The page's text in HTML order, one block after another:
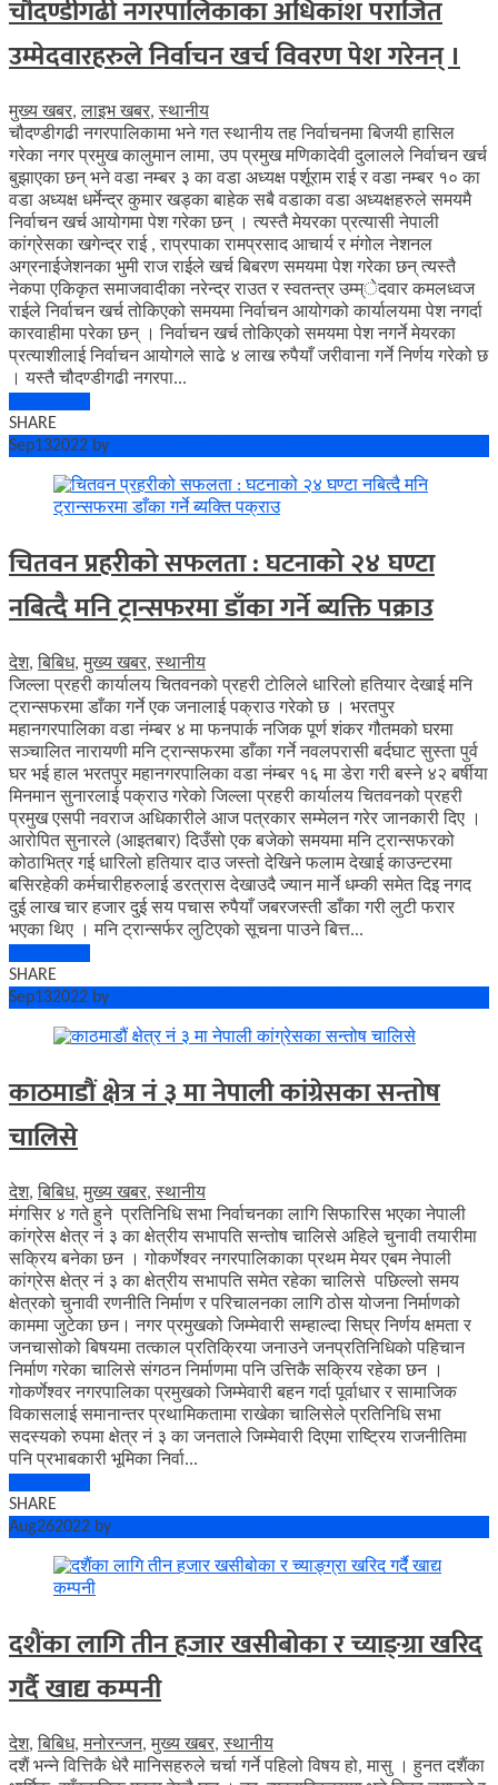
चौदण्डीगढी नगरपालिकाका अधिकांश पराजित
उम्मेदवारहरुले निर्वाचन खर्च विवरण पेश गरेनन् ।
मुख्य खबर,लाइभ खबर,स्थानीय
चौदण्डीगढी नगरपालिकामा भने गत स्थानीय तह निर्वाचनमा बिजयी हासिल
गरेका नगर प्रमुख कालुमान लामा, उप प्रमुख मणिकादेवी दुलालले निर्वाचन खर्च
बुझाएका छन् भने वडा नम्बर ३ का वडा अध्यक्ष पर्शूराम राई र वडा नम्बर १० का
वडा अध्यक्ष धर्मेन्द्र कुमार खड्का बाहेक सबै वडाका वडा अध्यक्षहरुले समयमै
निर्वाचन खर्च आयोगमा पेश गरेका छन् । त्यस्तै मेयरका प्रत्यासी नेपाली
कांग्रेसका खगेन्द्र राई , राप्रपाका रामप्रसाद आचार्य र मंगोल नेशनल
अग्रनाईजेशनका भुमी राज राईले खर्च बिबरण समयमा पेश गरेका छन् त्यस्तै
नेकपा एकिकृत समाजवादीका नरेन्द्र राउत र स्वतन्त्र उम्म्ेदवार कमलध्वज
राईले निर्वाचन खर्च तोकिएको समयमा निर्वाचन आयोगको कार्यालयमा पेश नगर्दा
कारवाहीमा परेका छन् । निर्वाचन खर्च तोकिएको समयमा पेश नगर्ने मेयरका
प्रत्याशीलाई निर्वाचन आयोगले साढे ४ लाख रुपैयाँ जरीवाना गर्ने निर्णय गरेको छ
। यस्तै चौदण्डीगढी नगरपा...
SHARE
Sep132022 by
चितवन प्रहरीको सफलता : घटनाको २४ घण्टा
नबित्दै मनि ट्रान्सफरमा डाँका गर्ने ब्यक्ति पक्राउ
देश,बिबिध,मुख्य खबर,स्थानीय
जिल्ला प्रहरी कार्यालय चितवनको प्रहरी टाेलिले धारिलो हतियार देखाई मनि
ट्रान्सफरमा डाँका गर्ने एक जनालाई पक्राउ गरेको छ । भरतपुर
महानगरपालिका वडा नंम्बर ४ मा फनपार्क नजिक पूर्ण शंकर गौतमको घरमा
सञ्चालित नारायणी मनि ट्रान्सफरमा डाँका गर्ने नवलपरासी बर्दघाट सुस्ता पुर्व
घर भई हाल भरतपुर महानगरपालिका वडा नंम्बर १६ मा डेरा गरी बस्ने ४२ बर्षीया
मिनमान सुनारलाई पक्राउ गरेको जिल्ला प्रहरी कार्यालय चितवनको प्रहरी
प्रमुख एसपी नवराज अधिकारीले आज पत्रकार सम्मेलन गरेर जानकारी दिए ।
आरोपित सुनारले (आइतबार) दिउँसो एक बजेको समयमा मनि ट्रान्सफरको
कोठाभित्र गई धारिलो हतियार दाउ जस्तो देखिने फलाम देखाई काउन्टरमा
बसिरहेकी कर्मचारीहरुलाई डरत्रास देखाउदै ज्यान मार्ने धम्की समेत दिइ नगद
दुई लाख चार हजार दुई सय पचास रुपैयाँ जबरजस्ती डाँका गरी लुटी फरार
भएका थिए । मनि ट्रान्सर्फर लुटिएको सूचना पाउने बित्त...
SHARE
Sep132022 by
काठमाडौं क्षेत्र नं ३ मा नेपाली कांग्रेसका सन्तोष
चालिसे
देश,बिबिध,मुख्य खबर,स्थानीय
मंगसिर ४ गते हुने प्रतिनिधि सभा निर्वाचनका लागि सिफारिस भएका नेपाली
कांग्रेस क्षेत्र नं ३ का क्षेत्रीय सभापति सन्तोष चालिसे अहिले चुनावी तयारीमा
सक्रिय बनेका छन । गोकर्णेश्वर नगरपालिकाका प्रथम मेयर एबम नेपाली
कांग्रेस क्षेत्र नं ३ का क्षेत्रीय सभापति समेत रहेका चालिसे पछिल्लो समय
क्षेत्रको चुनावी रणनीति निर्माण र परिचालनका लागि ठोस योजना निर्माणको
काममा जुटेका छन। नगर प्रमुखको जिम्मेवारी सम्हाल्दा सिघ्र निर्णय क्षमता र
जनचासोको बिषयमा तत्काल प्रतिक्रिया जनाउने जनप्रतिनिधिको पहिचान
निर्माण गरेका चालिसे संगठन निर्माणमा पनि उत्तिकै सक्रिय रहेका छन ।
गोकर्णेश्वर नगरपालिका प्रमुखको जिम्मेवारी बहन गर्दा पूर्वाधार र सामाजिक
विकासलाई समानान्तर प्रथामिकतामा राखेका चालिसेले प्रतिनिधि सभा
सदस्यको रुपमा क्षेत्र नं ३ का जनताले जिम्मेवारी दिएमा राष्ट्रिय राजनीतिमा
पनि प्रभाबकारी भूमिका निर्वा...
SHARE
Aug262022 by
दशैंका लागि तीन हजार खसीबोका र च्याङ्ग्रा खरिद
गर्दै खाद्य कम्पनी
देश,बिबिध,मनोरन्जन,मुख्य खबर,स्थानीय
दशैं भन्ने वित्तिकै धेरै मानिसहरुले चर्चा गर्ने पहिलो विषय हो, मासु । हुनत दशैंका